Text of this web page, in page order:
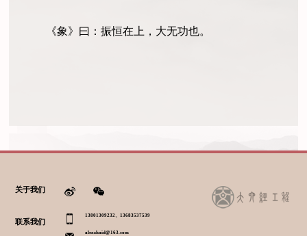
《象》曰：振恒在上，大无功也。
关于我们
联系我们
13801309232、13683537539
alexzhaid@163.com